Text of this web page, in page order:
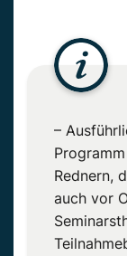
–
Rednern,
auch vor